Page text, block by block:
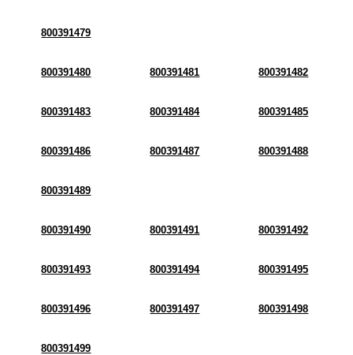
800391479
800391480 800391481 800391482
800391483 800391484 800391485
800391486 800391487 800391488
800391489
800391490 800391491 800391492
800391493 800391494 800391495
800391496 800391497 800391498
800391499